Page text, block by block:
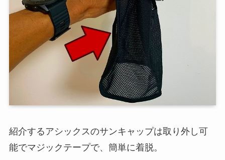
紹介するアシックスのサンキャップは取り外し可
能でマジックテープで、簡単に着脱。